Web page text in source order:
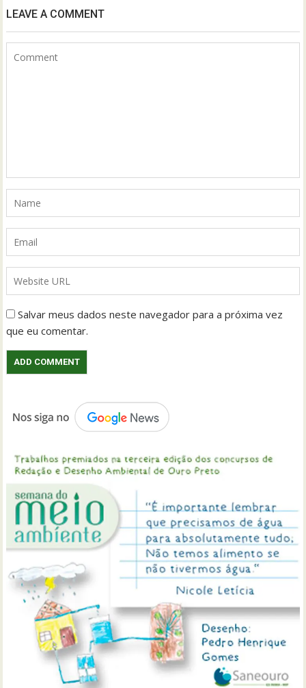
LEAVE A COMMENT
Salvar meus dados neste navegador para a próxima vez
que eu comentar.